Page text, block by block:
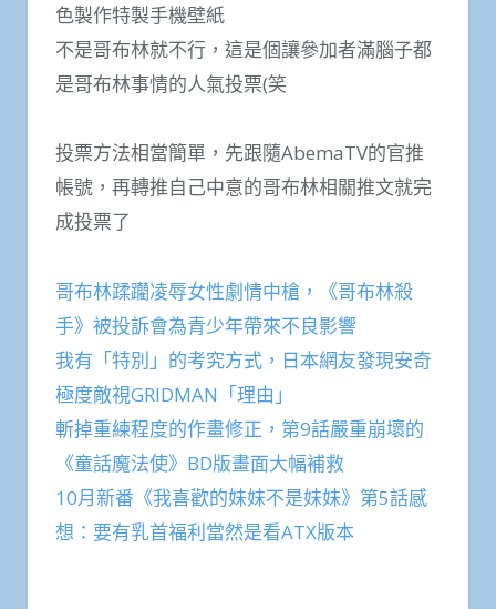
色製作特製手機壁紙
不是哥布林就不行，這是個讓參加者滿腦子都
是哥布林事情的人氣投票(笑
投票方法相當簡單，先跟隨AbemaTV的官推
帳號，再轉推自己中意的哥布林相關推文就完
成投票了
哥布林蹂躪凌辱女性劇情中槍，《哥布林殺
手》被投訴會為青少年帶來不良影響
我有「特別」的考究方式，日本網友發現安奇
極度敵視GRIDMAN「理由」
斬掉重練程度的作畫修正，第9話嚴重崩壞的
《童話魔法使》BD版畫面大幅補救
10月新番《我喜歡的妹妹不是妹妹》第5話感
想：要有乳首福利當然是看ATX版本